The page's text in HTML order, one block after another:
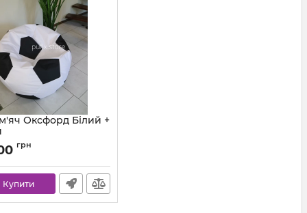
Оксфорд Білий +
ox-101-001-80
грн
Купити